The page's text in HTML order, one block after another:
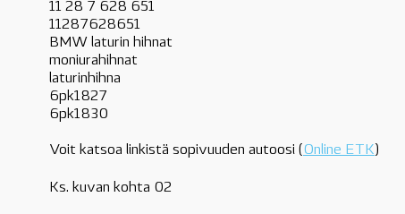
11 28 7 628 651
11287628651
BMW laturin hihnat
moniurahihnat
laturinhihna
6pk1827
6pk1830
Voit katsoa linkistä sopivuuden autoosi (Online ETK)
Ks. kuvan kohta 02